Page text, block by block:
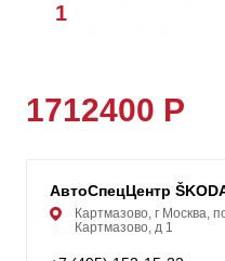
1
1712400 Р
АвтоСпецЦентр
Картмазово, г Москва,
Картмазово, д 1